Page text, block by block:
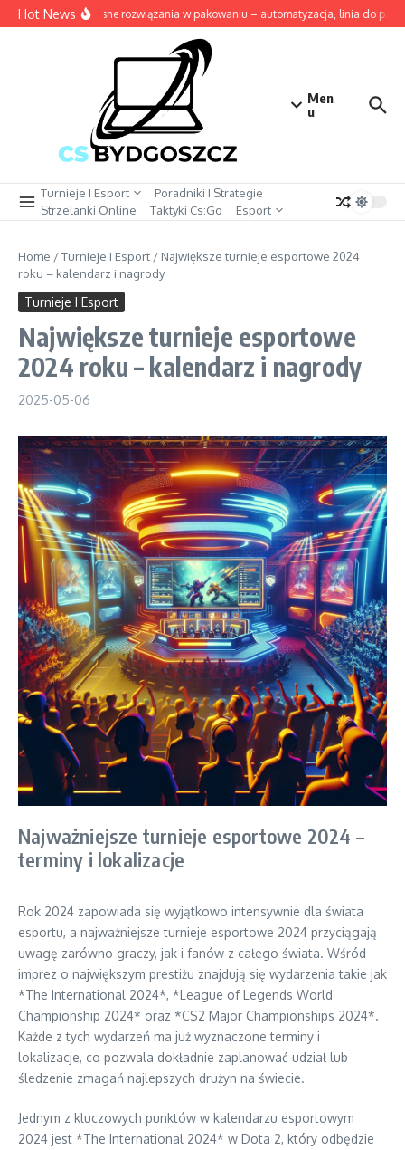
Przejdź do treści
Hot NewsNowoczesne rozwiązania w pakowaniu – automatyzacja, linia do
Men
u
Turnieje I Esport
Poradniki I Strategie
Strzelanki Online
Taktyki Cs:Go Esport
Home /Turnieje I Esport / Największe turnieje esportowe 2024
roku – kalendarz i nagrody
Turnieje I Esport
Największe turnieje esportowe
2024 roku – kalendarz i nagrody
2025-05-06
Najważniejsze turnieje esportowe 2024 –
terminy i lokalizacje
Rok 2024 zapowiada się wyjątkowo intensywnie dla świata
esportu, a najważniejsze turnieje esportowe 2024 przyciągają
uwagę zarówno graczy, jak i fanów z całego świata. Wśród
imprez o największym prestiżu znajdują się wydarzenia takie jak
*The International 2024*, *League of Legends World
Championship 2024* oraz *CS2 Major Championships 2024*.
Każde z tych wydarzeń ma już wyznaczone terminy i
lokalizacje, co pozwala dokładnie zaplanować udział lub
śledzenie zmagań najlepszych drużyn na świecie.
Jednym z kluczowych punktów w kalendarzu esportowym
2024 jest *The International 2024* w Dota 2, który odbędzie